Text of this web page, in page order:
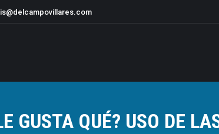
GUSTA QUÉ? USO DE